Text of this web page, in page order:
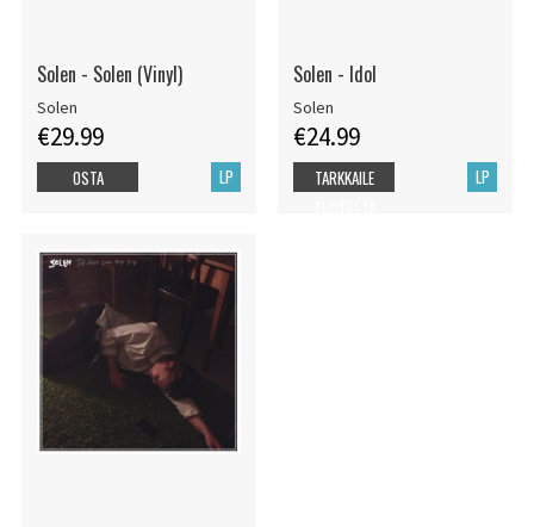
Solen - Solen (Vinyl)
Solen
€29.99
LP
OSTA
Solen - Idol
Solen
€24.99
LP
TARKKAILE